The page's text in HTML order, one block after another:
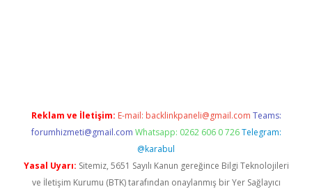
Reklam ve İletişim: E-mail: backlinkpaneli@gmail.com Teams:
forumhizmeti@gmail.com Whatsapp: 0262 606 0 726 Telegram:
@karabul
Yasal Uyarı: Sitemiz, 5651 Sayılı Kanun gereğince Bilgi Teknolojileri
ve İletişim Kurumu (BTK) tarafından onaylanmış bir Yer Sağlayıcı